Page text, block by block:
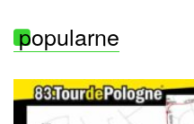
popularne